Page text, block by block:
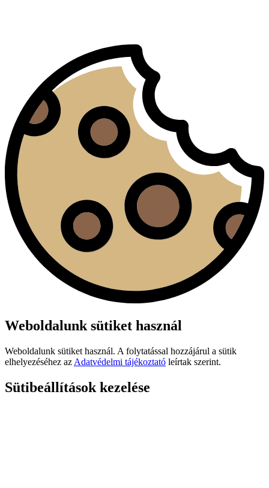
Weboldalunk sütiket használ
Weboldalunk sütiket használ. A folytatással hozzájárul a sütik
elhelyezéséhez az Adatvédelmi tájékoztató leírtak szerint.
Sütibeállítások kezelése